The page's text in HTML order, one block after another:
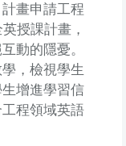
畫申請工程
授課計畫，
動的隱憂。
，檢視學生
增進學習信
程領域英語